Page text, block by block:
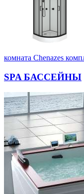
комната Chenazes
SPA БАССЕЙНЫ